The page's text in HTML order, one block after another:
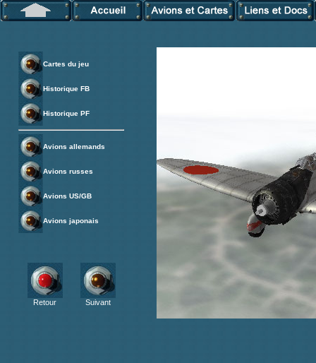
Cartes du jeu
Historique FB
Historique PF
Avions allemands
Avions russes
Avions US/GB
Avions japonais
Retour Suivant